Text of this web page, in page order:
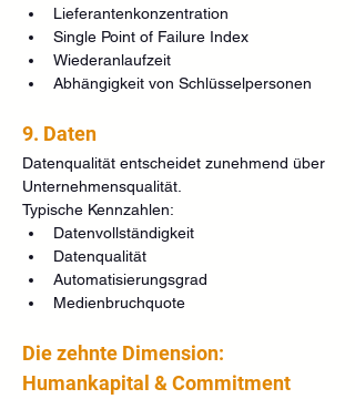
Lieferantenkonzentration
Single Point of Failure Index
Wiederanlaufzeit
Abhängigkeit von Schlüsselpersonen
9. Daten
Datenqualität entscheidet zunehmend über
Unternehmensqualität.
Typische Kennzahlen:
Datenvollständigkeit
Datenqualität
Automatisierungsgrad
Medienbruchquote
Die zehnte Dimension:
Humankapital & Commitment